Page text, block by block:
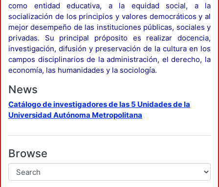
como entidad educativa, a la equidad social, a la
socialización de los principios y valores democráticos y al
mejor desempeño de las instituciones públicas, sociales y
privadas. Su principal próposito es realizar docencia,
investigación, difusión y preservación de la cultura en los
campos disciplinarios de la administración, el derecho, la
economía, las humanidades y la sociología.
News
Catálogo de investigadores de las 5 Unidades de la
Universidad Autónoma Metropolitana
Browse